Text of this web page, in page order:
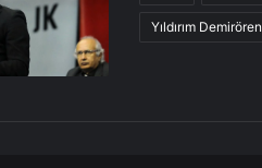
Yıldırım Demirören